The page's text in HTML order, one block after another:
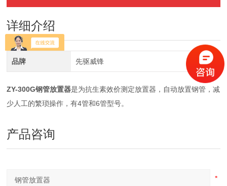
详细介绍
品牌 先驱威锋
ZY-300G钢管放置器是为抗生素效价测定放置器，自动放置钢管，减
少人工的繁琐操作，有4管和6管型号。
产品咨询